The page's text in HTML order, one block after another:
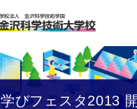
学びフェスタ2013 開